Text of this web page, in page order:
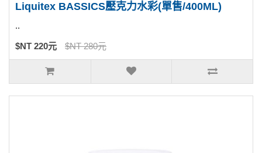
Liquitex BASSICS壓克力水彩(單售/400ML)
..
$NT 220元 $NT 280元